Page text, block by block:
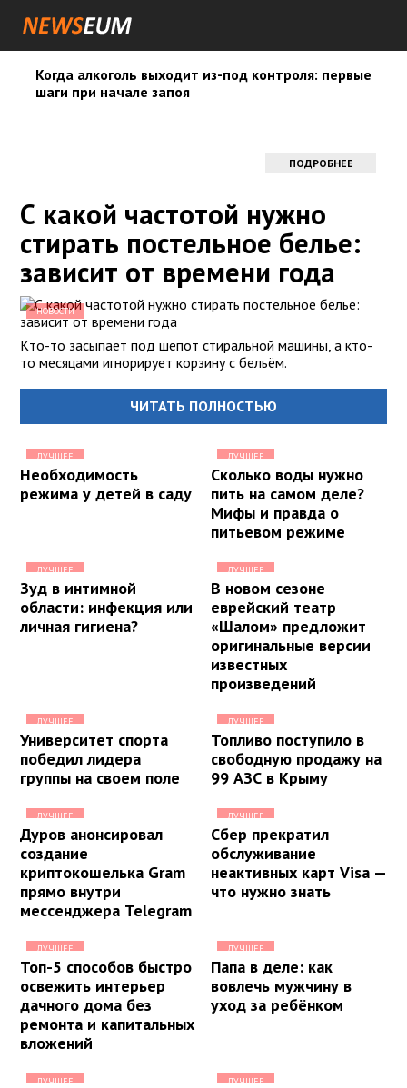
Когда алкоголь выходит из-под контроля: первые
шаги при начале запоя
ПОДРОБНЕЕ
С какой частотой нужно
стирать постельное белье:
зависит от времени года
НОВОСТИ
Кто-то засыпает под шепот стиральной машины, а кто-
то месяцами игнорирует корзину с бельём.
ЧИТАТЬ ПОЛНОСТЬЮ
ЛУЧШЕЕ
Необходимость
режима у детей в саду
ЛУЧШЕЕ
Сколько воды нужно
пить на самом деле?
Мифы и правда о
питьевом режиме
ЛУЧШЕЕ
Зуд в интимной
области: инфекция или
личная гигиена?
ЛУЧШЕЕ
В новом сезоне
еврейский театр
«Шалом» предложит
оригинальные версии
известных
произведений
ЛУЧШЕЕ
Университет спорта
победил лидера
группы на своем поле
ЛУЧШЕЕ
Топливо поступило в
свободную продажу на
99 АЗС в Крыму
ЛУЧШЕЕ
Дуров анонсировал
создание
криптокошелька Gram
прямо внутри
мессенджера Telegram
ЛУЧШЕЕ
Сбер прекратил
обслуживание
неактивных карт Visa —
что нужно знать
ЛУЧШЕЕ
Топ-5 способов быстро
освежить интерьер
дачного дома без
ремонта и капитальных
вложений
ЛУЧШЕЕ
Папа в деле: как
вовлечь мужчину в
уход за ребёнком
ЛУЧШЕЕ ЛУЧШЕЕ